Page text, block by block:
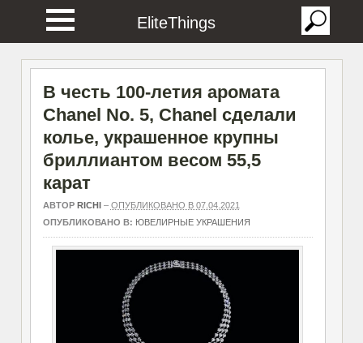
EliteThings
В честь 100-летия аромата
Chanel No. 5, Chanel сделали
колье, украшенное крупны
бриллиантом весом 55,5
карат
АВТОР RICHI– ОПУБЛИКОВАНО В 07.04.2021
ОПУБЛИКОВАНО В: ЮВЕЛИРНЫЕ УКРАШЕНИЯ